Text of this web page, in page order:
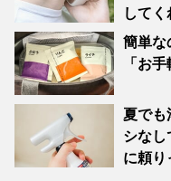
してく
簡単な
「お
夏でも
シなし
に頼り